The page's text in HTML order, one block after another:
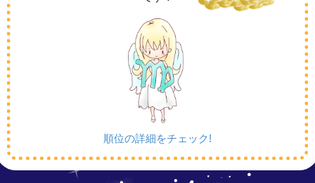
順位の詳細をチェック!